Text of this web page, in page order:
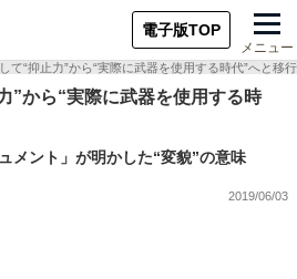
電子版TOP
メニュー
て“抑止力”から“実際に武器を使用する時代”へと移
”から“実際に武器を使用する時
メント」が明かした“変貌”の意味
2019/06/03